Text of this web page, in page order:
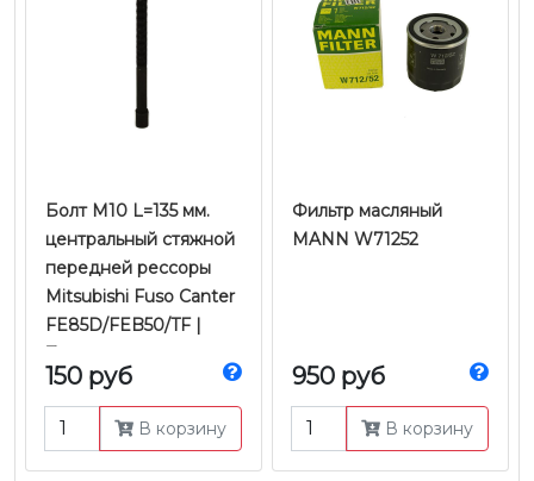
Болт M10 L=135 мм.
центральный стяжной
передней рессоры
Mitsubishi Fuso Canter
FE85D/FEB50/TF |
Zevs
150 руб
В корзину
Фильтр масляный
MANN W71252
950 руб
В корзину